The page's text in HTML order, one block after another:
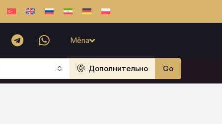
Měna
Дополнительно Go